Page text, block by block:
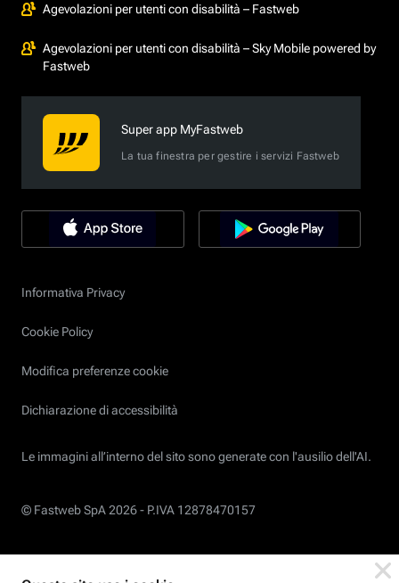
Agevolazioni per utenti con disabilità – Fastweb
Agevolazioni per utenti con disabilità – Sky Mobile powered by
Fastweb
Super app MyFastweb
La tua finestra per gestire i servizi Fastweb
Informativa Privacy
Cookie Policy
Modifica preferenze cookie
Dichiarazione di accessibilità
Le immagini all’interno del sito sono generate con l'ausilio dell'AI.
© Fastweb SpA 2026 - P.IVA 12878470157